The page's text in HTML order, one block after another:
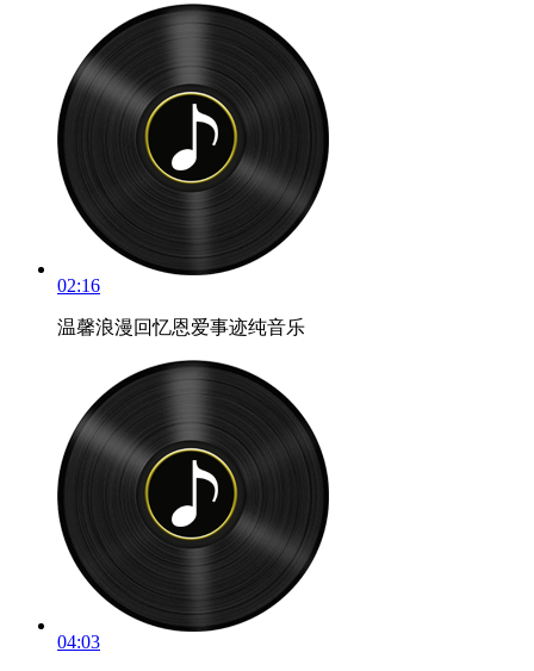
02:16
温馨浪漫回忆恩爱事迹纯音乐
04:03